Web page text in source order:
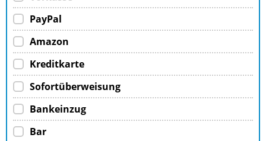
PayPal
Amazon
Kreditkarte
Sofortüberweisung
Bankeinzug
Bar